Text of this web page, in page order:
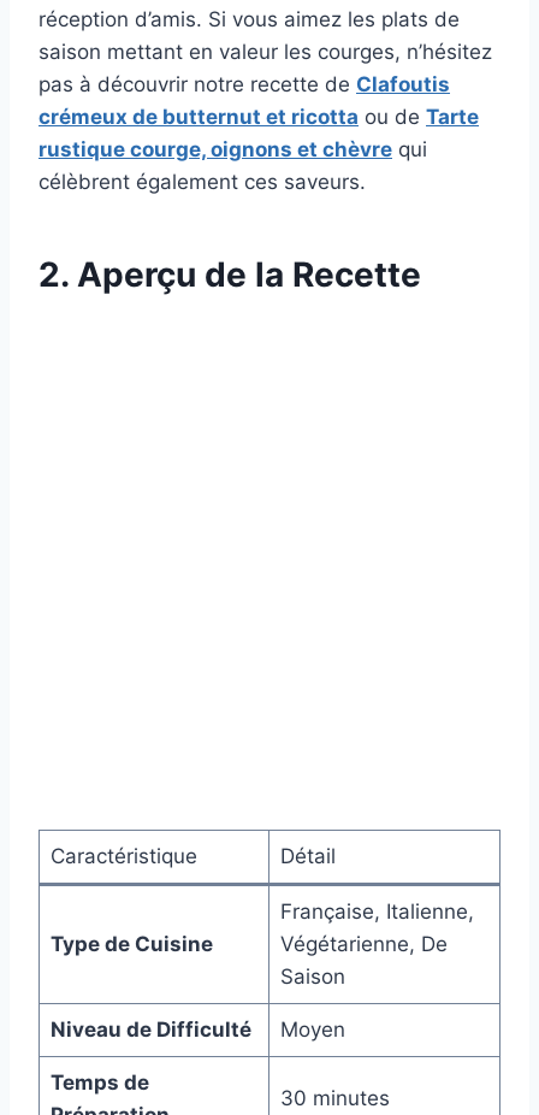
réception d’amis. Si vous aimez les plats de
saison mettant en valeur les courges, n’hésitez
pas à découvrir notre recette de Clafoutis
crémeux de butternut et ricotta ou de Tarte
rustique courge, oignons et chèvre qui
célèbrent également ces saveurs.
2. Aperçu de la Recette
Caractéristique Détail
Type de Cuisine
Française, Italienne,
Végétarienne, De
Saison
Niveau de Difficulté Moyen
Temps de
30 minutes